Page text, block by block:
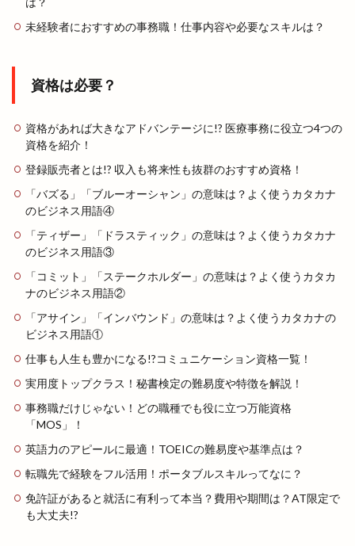
未経験者におすすめの事務職！仕事内容や必要なスキルは？
資格は必要？
資格があれば大きなアドバンテージに!? 医療事務に役立つ4つの
資格を紹介！
登録販売者とは!? 収入も将来性も抜群のおすすめ資格！
「バズる」「ブルーオーシャン」の意味は？よく使うカタカナ
のビジネス用語④
「ティザー」「ドラスティック」の意味は？よく使うカタカナ
のビジネス用語③
「コミット」「ステークホルダー」の意味は？よく使うカタカ
ナのビジネス用語②
「アサイン」「インバウンド」の意味は？よく使うカタカナの
ビジネス用語①
仕事も人生も豊かになる!?コミュニケーション資格一覧！
実用度トップクラス！秘書検定の難易度や特徴を解説！
事務職だけじゃない！どの職種でも役に立つ万能資格
「MOS」！
英語力のアピールに最適！TOEICの難易度や基準点は？
転職先で経験をフル活用！ポータブルスキルってなに？
免許証があると就活に有利って本当？費用や期間は？AT限定で
も大丈夫!?